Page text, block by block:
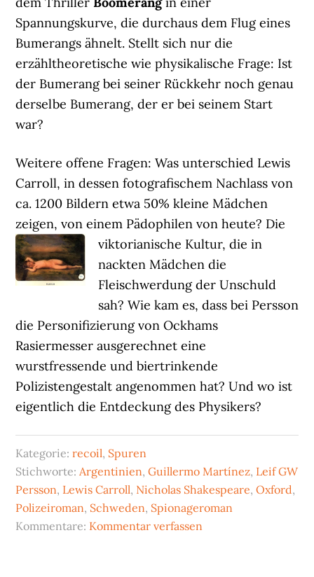
Spannungskurve, die durchaus dem Flug eines
Bumerangs ähnelt. Stellt sich nur die
erzähltheoretische wie physikalische Frage: Ist
der Bumerang bei seiner Rückkehr noch genau
derselbe Bumerang, der er bei seinem Start
war?
Weitere offene Fragen: Was unterschied Lewis
Carroll, in dessen fotografischem Nachlass von
ca. 1200 Bildern etwa 50% kleine Mädchen
zeigen, von einem Pädophilen von heute? Die
viktorianische Kultur, die in
nackten Mädchen die
Fleischwerdung der Unschuld
sah? Wie kam es, dass bei Persson
die Personifizierung von Ockhams
Rasiermesser ausgerechnet eine
wurstfressende und biertrinkende
Polizistengestalt angenommen hat? Und wo ist
eigentlich die Entdeckung des Physikers?
Kategorie:recoil, Spuren
Stichworte: Argentinien,Guillermo Martínez, Leif GW
Persson, Lewis Carroll, Nicholas Shakespeare,Oxford,
Polizeiroman, Schweden, Spionageroman
Kommentare: Kommentar verfassen